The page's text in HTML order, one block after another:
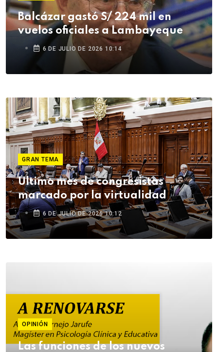
Balcázar gastó S/ 224 mil en
vuelos oficiales a Lambayeque
6 DE JULIO DE 2026 10:14
GRAN TEMA
Último mes de congresistas
marcado por la virtualidad
6 DE JULIO DE 2026 10:12
OPINIÓN
Las funciones de los nuevos